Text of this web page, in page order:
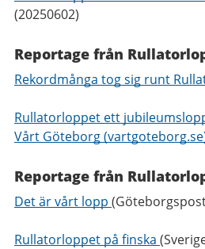
(20250602)
Reportage från
Rekordmånga tog sig runt
Rullatorloppet ett
Vårt Göteborg
Reportage från
Det är vårt lopp
Rullatorloppet på finska